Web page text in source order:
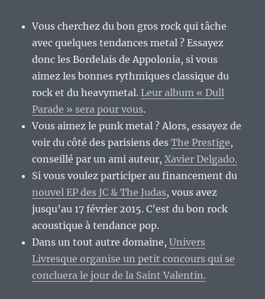
Vous cherchez du bon gros rock qui tâche
avec quelques tendances metal ? Essayez
donc les Bordelais de Appolonia, si vous
aimez les bonnes rythmiques classique du
rock et du heavymetal. Leur album « Dull
Parade » sera pour vous.
Vous aimez le punk metal ? Alors, essayez de
voir du côté des parisiens desThe Prestige,
conseillé par un ami auteur,Xavier Delgado.
Si vous voulez participer au financement du
nouvel EP des JC & The Judas, vous avez
jusqu’au 17 février 2015. C’est du bon rock
acoustique à tendance pop.
Dans un tout autre domaine,Univers
Livresque organise un petit concours qui se
concluera le jour de la Saint Valentin.